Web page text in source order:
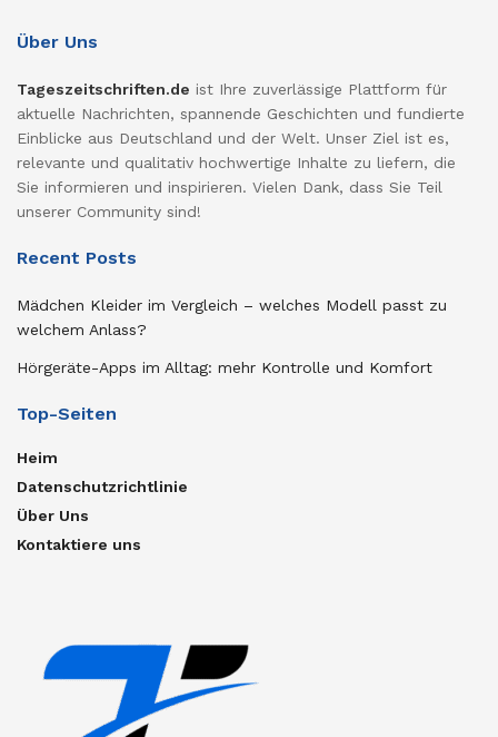
Über Uns
Tageszeitschriften.de ist Ihre zuverlässige Plattform für
aktuelle Nachrichten, spannende Geschichten und fundierte
Einblicke aus Deutschland und der Welt. Unser Ziel ist es,
relevante und qualitativ hochwertige Inhalte zu liefern, die
Sie informieren und inspirieren. Vielen Dank, dass Sie Teil
unserer Community sind!
Recent Posts
Mädchen Kleider im Vergleich – welches Modell passt zu
welchem Anlass?
Hörgeräte-Apps im Alltag: mehr Kontrolle und Komfort
Top-Seiten
Heim
Datenschutzrichtlinie
Über Uns
Kontaktiere uns